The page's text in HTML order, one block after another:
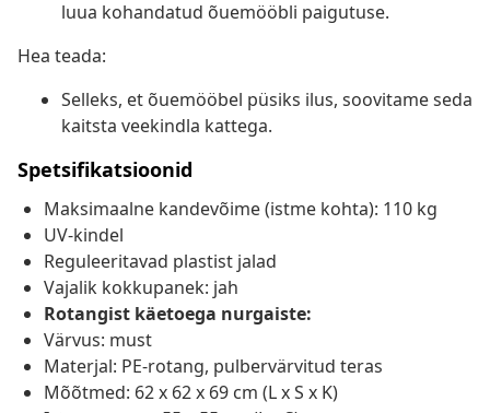
luua kohandatud õuemööbli paigutuse.
Hea teada:
Selleks, et õuemööbel püsiks ilus, soovitame seda
kaitsta veekindla kattega.
Spetsifikatsioonid
Maksimaalne kandevõime (istme kohta): 110 kg
UV-kindel
Reguleeritavad plastist jalad
Vajalik kokkupanek: jah
Rotangist käetoega nurgaiste:
Värvus: must
Materjal: PE-rotang, pulbervärvitud teras
Mõõtmed: 62 x 62 x 69 cm (L x S x K)